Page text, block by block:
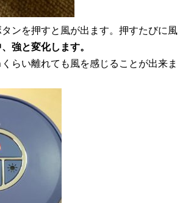
ンを押すと風が出ます。押すたびに風
強と変化します。
らい離れても風を感じることが出来ま